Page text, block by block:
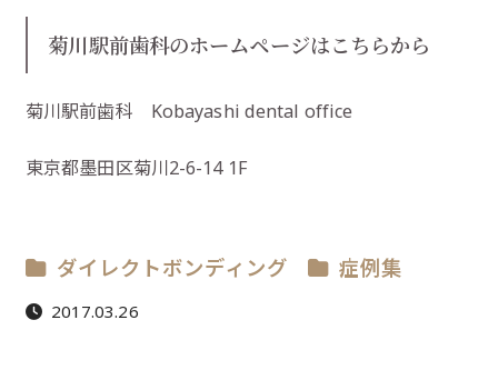
菊川駅前歯科のホームページはこちらから
菊川駅前歯科 Kobayashi dental office
東京都墨田区菊川2-6-14 1F
ダイレクトボンディング 症例集
2017.03.26